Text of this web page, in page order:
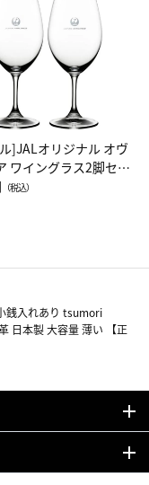
]JALオリジナル オヴ
ワイングラス2脚セッ
ワイン）
（税込）
銭入れあり tsumori
日本製 大容量 薄い 【正